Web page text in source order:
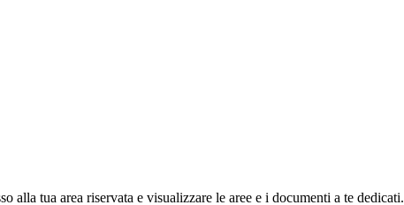
alla tua area riservata e visualizzare le aree e i documenti a te dedicati.